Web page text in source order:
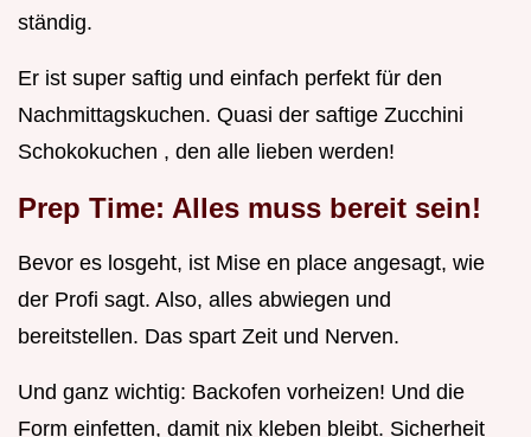
ständig.
Er ist super saftig und einfach perfekt für den
Nachmittagskuchen. Quasi der saftige Zucchini
Schokokuchen , den alle lieben werden!
Prep Time: Alles muss bereit sein!
Bevor es losgeht, ist Mise en place angesagt, wie
der Profi sagt. Also, alles abwiegen und
bereitstellen. Das spart Zeit und Nerven.
Und ganz wichtig: Backofen vorheizen! Und die
Form einfetten, damit nix kleben bleibt. Sicherheit